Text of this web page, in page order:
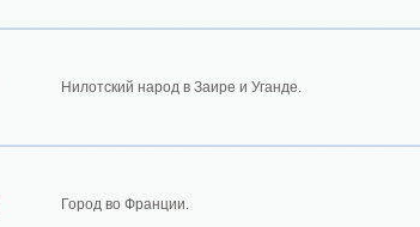
Нилотский народ в Заире и Уганде.
Город во Франции.